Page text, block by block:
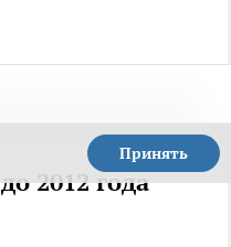
Принять
2012 года